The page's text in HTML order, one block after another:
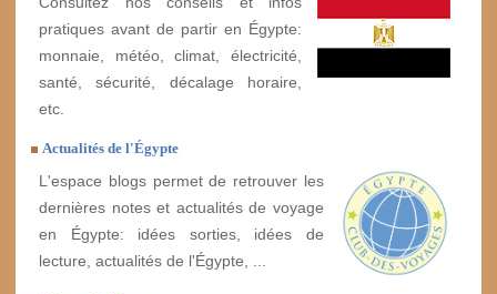
pratiques avant de partir en Égypte:
monnaie, météo, climat, électricité,
santé, sécurité, décalage horaire,
etc.
Actualités de l'Égypte
L'espace blogs permet de retrouver les
dernières notes et actualités de voyage
en Égypte: idées sorties, idées de
lecture, actualités de l'Égypte, ...